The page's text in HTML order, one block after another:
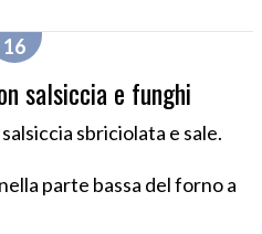
salsiccia e funghi
sbriciolata e sale.
parte bassa del forno a